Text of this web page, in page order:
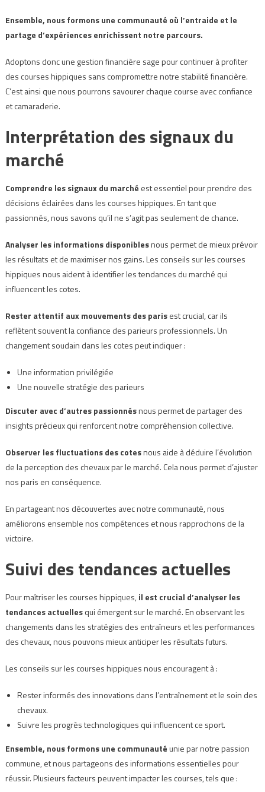
Ensemble, nous formons une communauté où l’entraide et le
partage d’expériences enrichissent notre parcours.
Adoptons donc une gestion financière sage pour continuer à profiter
des courses hippiques sans compromettre notre stabilité financière.
C’est ainsi que nous pourrons savourer chaque course avec confiance
et camaraderie.
Interprétation des signaux du
marché
Comprendre les signaux du marché est essentiel pour prendre des
décisions éclairées dans les courses hippiques. En tant que
passionnés, nous savons qu’il ne s’agit pas seulement de chance.
Analyser les informations disponiblesnous permet de mieux prévoir
les résultats et de maximiser nos gains. Les conseils sur les courses
hippiques nous aident à identifier les tendances du marché qui
influencent les cotes.
Rester attentif aux mouvements des parisest crucial, car ils
reflètent souvent la confiance des parieurs professionnels. Un
changement soudain dans les cotes peut indiquer :
Une information privilégiée
Une nouvelle stratégie des parieurs
Discuter avec d’autres passionnésnous permet de partager des
insights précieux qui renforcent notre compréhension collective.
Observer les fluctuations des cotesnous aide à déduire l’évolution
de la perception des chevaux par le marché. Cela nous permet d’ajuster
nos paris en conséquence.
En partageant nos découvertes avec notre communauté, nous
améliorons ensemble nos compétences et nous rapprochons de la
victoire.
Suivi des tendances actuelles
Pour maîtriser les courses hippiques,il est crucial d’analyser les
tendances actuellesqui émergent sur le marché. En observant les
changements dans les stratégies des entraîneurs et les performances
des chevaux, nous pouvons mieux anticiper les résultats futurs.
Les conseils sur les courses hippiques nous encouragent à :
Rester informés des innovations dans l’entraînement et le soin des
chevaux.
Suivre les progrès technologiques qui influencent ce sport.
Ensemble, nous formons une communautéunie par notre passion
commune, et nous partageons des informations essentielles pour
réussir. Plusieurs facteurs peuvent impacter les courses, tels que :